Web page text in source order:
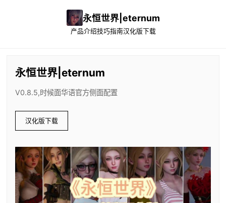
永恒世界|eternum
产品介绍技巧指南汉化版下载
永恒世界|eternum
V0.8.5,时候面华语官方侧面配置
汉化版下载